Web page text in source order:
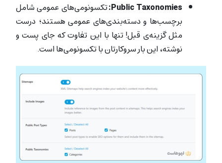
Public Taxonomies: تکسونومی‌های عمومی شامل
برچسب‌ها و دسته‌بندی‌های عمومی هستند؛ درست
مثل گزینه‌ی قبل! تنها با این تفاوت که جای پست و
نوشته، این بار سروکارتان با تکسونومی‌ها است.